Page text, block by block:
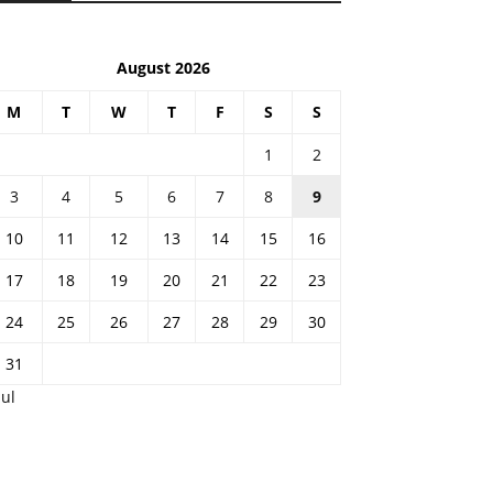
August 2026
M T W T F S S
1
2
3
4 5 6 7 8
9
10
11 12 13 14 15
16
17
18 19 20 21 22
23
24
25 26 27 28 29
30
31